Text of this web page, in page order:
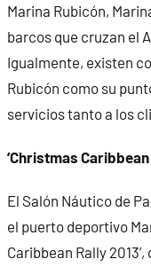
Marina Rubicón,
barcos que cruzan el
Igualmente, existen
Rubicón como su
servicios tanto a los
’Christmas Caribbean
El Salón Náutico de
el puerto deportivo
Caribbean Rally